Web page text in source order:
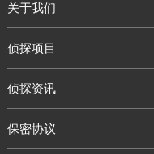
关于我们
侦探项目
侦探资讯
保密协议